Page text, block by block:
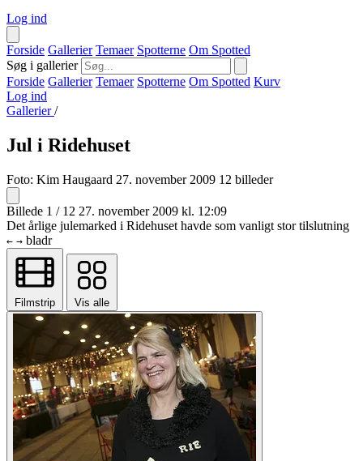
Log ind
Forside Gallerier Temaer Spotterne Om Spotted
Søg i gallerier
Forside Gallerier Temaer Spotterne Om Spotted Kurv
Log ind
Gallerier/
Jul i Ridehuset
Foto: Kim Haugaard 27. november 2009 12 billeder
Billede 1 / 12 27. november 2009 kl. 12:09
Det årlige julemarked i Ridehuset havde som vanligt stor tilslutning
← → bladr
Filmstrip Vis alle